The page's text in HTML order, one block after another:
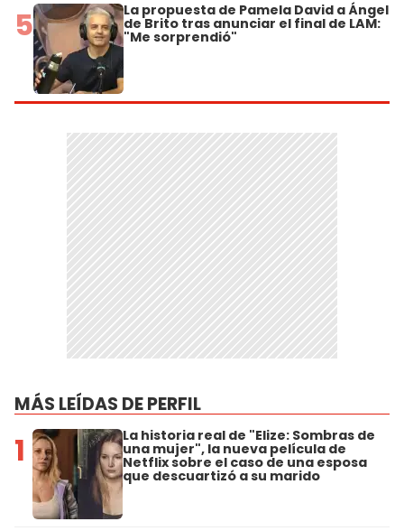
5 La propuesta de Pamela David a Ángel
de Brito tras anunciar el final de LAM:
"Me sorprendió"
MÁS LEÍDAS DE PERFIL
1 La historia real de "Elize: Sombras de
una mujer", la nueva película de
Netflix sobre el caso de una esposa
que descuartizó a su marido